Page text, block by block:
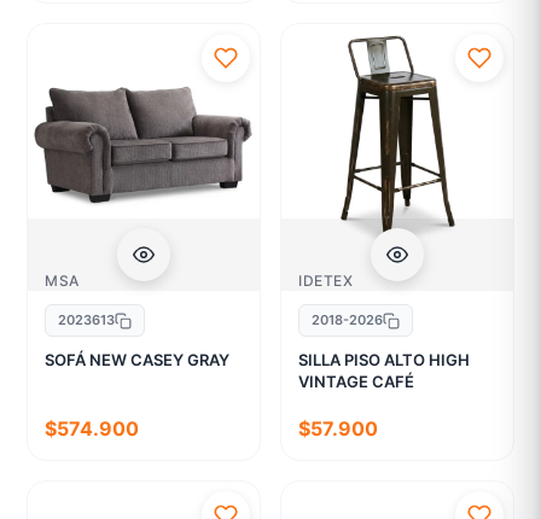
MSA
2023613
SOFÁ NEW CASEY GRAY
$574.900
IDETEX
2018-2026
SILLA PISO ALTO HIGH
VINTAGE CAFÉ
$57.900